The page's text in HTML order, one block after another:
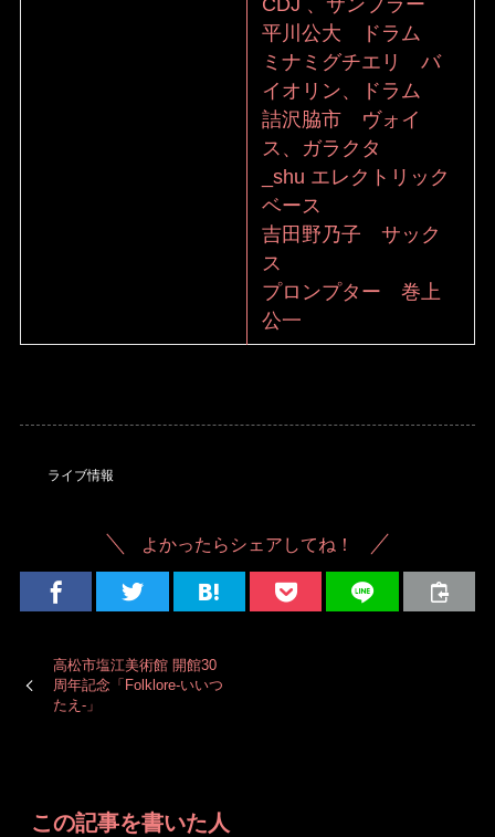
CDJ 、サンプラー
平川公大 ドラム
ミナミグチエリ バ
イオリン、ドラム
詰沢脇市 ヴォイ
ス、ガラクタ
_shu エレクトリック
ベース
吉田野乃子 サック
ス
プロンプター 巻上
公一
ライブ情報
よかったらシェアしてね！
高松市塩江美術館 開館30
周年記念「Folklore-いいつ
たえ-」
この記事を書いた人